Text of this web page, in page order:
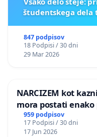
študentskega dela
847 podpisov
18 Podpisi / 30 dni
29 Mar 2026
NARCIZEM kot
mora postati
nasilje
959 podpisov
17 Podpisi / 30 dni
17 Jun 2026